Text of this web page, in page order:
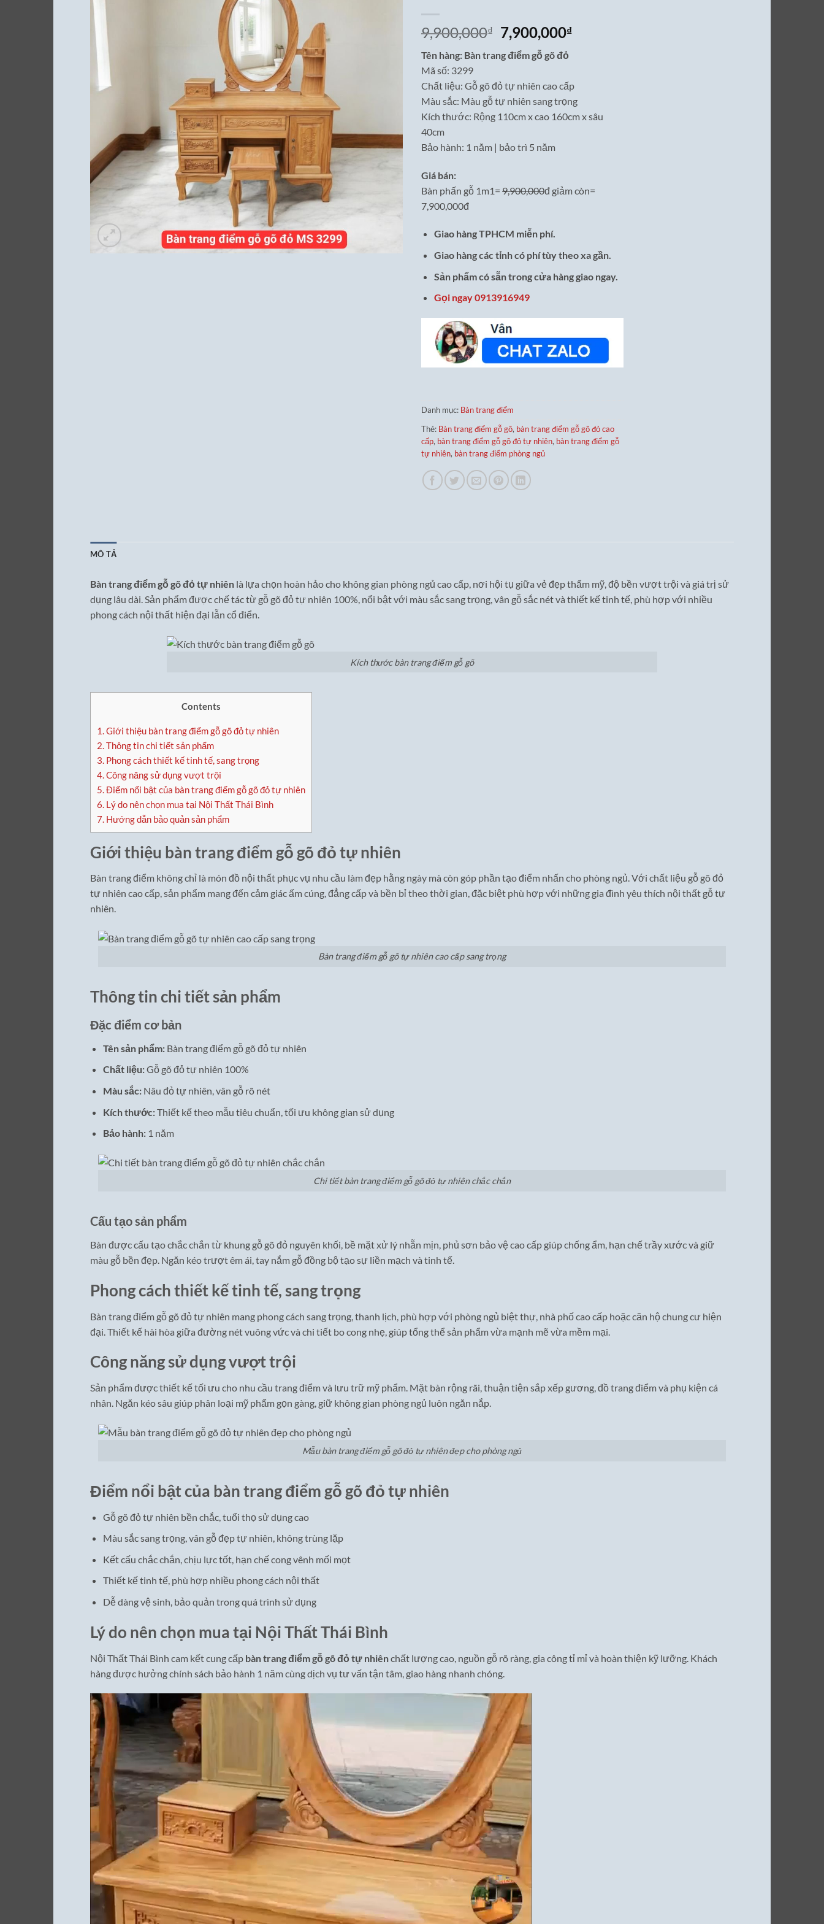
9,900,000₫
Giá
gốc
là:
7,900,000₫Giá
7,900,000₫.
Tên hàng: Bàn trang điểm gỗ gõ đỏ
Mã số: 3299
Chất liệu: Gỗ gõ đỏ tự nhiên cao cấp
Màu sắc: Màu gỗ tự nhiên sang trọng
Kích thước: Rộng 110cm x cao 160cm x sâu
40cm
Bảo hành: 1 năm | bảo trì 5 năm
Giá bán:
Bàn phấn gỗ 1m1= 9,900,000đ giảm còn=
7,900,000đ
Giao hàng TPHCM miễn phí.
Giao hàng các tỉnh có phí tùy theo xa gần.
Sản phẩm có sẵn trong cửa hàng giao ngay.
Gọi ngay 0913916949
Danh mục: Bàn trang điểm
Thẻ: Bàn trang điểm gỗ gõ, bàn trang điểm gỗ gõ đỏ cao
cấp, bàn trang điểm gỗ gõ đỏ tự nhiên, bàn trang điểm gỗ
tự nhiên, bàn trang điểm phòng ngủ
MÔ TẢ
Bàn trang điểm gỗ gõ đỏ tự nhiên là lựa chọn hoàn hảo cho không gian phòng ngủ cao cấp, nơi hội tụ giữa vẻ đẹp thẩm mỹ, độ bền vượt trội và giá trị sử
dụng lâu dài. Sản phẩm được chế tác từ gỗ gõ đỏ tự nhiên 100%, nổi bật với màu sắc sang trọng, vân gỗ sắc nét và thiết kế tinh tế, phù hợp với nhiều
phong cách nội thất hiện đại lẫn cổ điển.
Kích thước bàn trang điểm gỗ gõ
Contents
1. Giới thiệu bàn trang điểm gỗ gõ đỏ tự nhiên
2. Thông tin chi tiết sản phẩm
3. Phong cách thiết kế tinh tế, sang trọng
4. Công năng sử dụng vượt trội
5. Điểm nổi bật của bàn trang điểm gỗ gõ đỏ tự nhiên
6. Lý do nên chọn mua tại Nội Thất Thái Bình
7. Hướng dẫn bảo quản sản phẩm
Giới thiệu bàn trang điểm gỗ gõ đỏ tự nhiên
Bàn trang điểm không chỉ là món đồ nội thất phục vụ nhu cầu làm đẹp hằng ngày mà còn góp phần tạo điểm nhấn cho phòng ngủ. Với chất liệu gỗ gõ đỏ
tự nhiên cao cấp, sản phẩm mang đến cảm giác ấm cúng, đẳng cấp và bền bỉ theo thời gian, đặc biệt phù hợp với những gia đình yêu thích nội thất gỗ tự
nhiên.
Bàn trang điểm gỗ gõ tự nhiên cao cấp sang trọng
Thông tin chi tiết sản phẩm
Đặc điểm cơ bản
Tên sản phẩm:Bàn trang điểm gỗ gõ đỏ tự nhiên
Chất liệu:Gỗ gõ đỏ tự nhiên 100%
Màu sắc:Nâu đỏ tự nhiên, vân gỗ rõ nét
Kích thước:Thiết kế theo mẫu tiêu chuẩn, tối ưu không gian sử dụng
Bảo hành:1 năm
Chi tiết bàn trang điểm gỗ gõ đỏ tự nhiên chắc chắn
Cấu tạo sản phẩm
Bàn được cấu tạo chắc chắn từ khung gỗ gõ đỏ nguyên khối, bề mặt xử lý nhẵn mịn, phủ sơn bảo vệ cao cấp giúp chống ẩm, hạn chế trầy xước và giữ
màu gỗ bền đẹp. Ngăn kéo trượt êm ái, tay nắm gỗ đồng bộ tạo sự liền mạch và tinh tế.
Phong cách thiết kế tinh tế, sang trọng
Bàn trang điểm gỗ gõ đỏ tự nhiên mang phong cách sang trọng, thanh lịch, phù hợp với phòng ngủ biệt thự, nhà phố cao cấp hoặc căn hộ chung cư hiện
đại. Thiết kế hài hòa giữa đường nét vuông vức và chi tiết bo cong nhẹ, giúp tổng thể sản phẩm vừa mạnh mẽ vừa mềm mại.
Công năng sử dụng vượt trội
Sản phẩm được thiết kế tối ưu cho nhu cầu trang điểm và lưu trữ mỹ phẩm. Mặt bàn rộng rãi, thuận tiện sắp xếp gương, đồ trang điểm và phụ kiện cá
nhân. Ngăn kéo sâu giúp phân loại mỹ phẩm gọn gàng, giữ không gian phòng ngủ luôn ngăn nắp.
Mẫu bàn trang điểm gỗ gõ đỏ tự nhiên đẹp cho phòng ngủ
Điểm nổi bật của bàn trang điểm gỗ gõ đỏ tự nhiên
Gỗ gõ đỏ tự nhiên bền chắc, tuổi thọ sử dụng cao
Màu sắc sang trọng, vân gỗ đẹp tự nhiên, không trùng lặp
Kết cấu chắc chắn, chịu lực tốt, hạn chế cong vênh mối mọt
Thiết kế tinh tế, phù hợp nhiều phong cách nội thất
Dễ dàng vệ sinh, bảo quản trong quá trình sử dụng
Lý do nên chọn mua tại Nội Thất Thái Bình
Nội Thất Thái Bình cam kết cung cấp bàn trang điểm gỗ gõ đỏ tự nhiênchất lượng cao, nguồn gỗ rõ ràng, gia công tỉ mỉ và hoàn thiện kỹ lưỡng. Khách
hàng được hưởng chính sách bảo hành 1 năm cùng dịch vụ tư vấn tận tâm, giao hàng nhanh chóng.